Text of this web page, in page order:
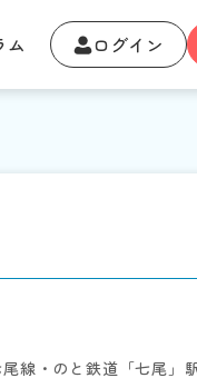
ム ログイン
線・のと鉄道「七尾」